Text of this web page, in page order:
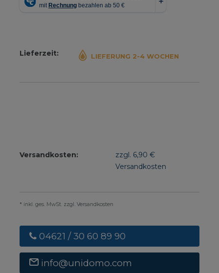
Lieferzeit: LIEFERUNG 2-4 WOCHEN
Versandkosten:
zzgl. 6,90 €
Versandkosten
* inkl. ges. MwSt. zzgl. Versandkosten
04621 / 30 60 89 90
info@unidomo.com